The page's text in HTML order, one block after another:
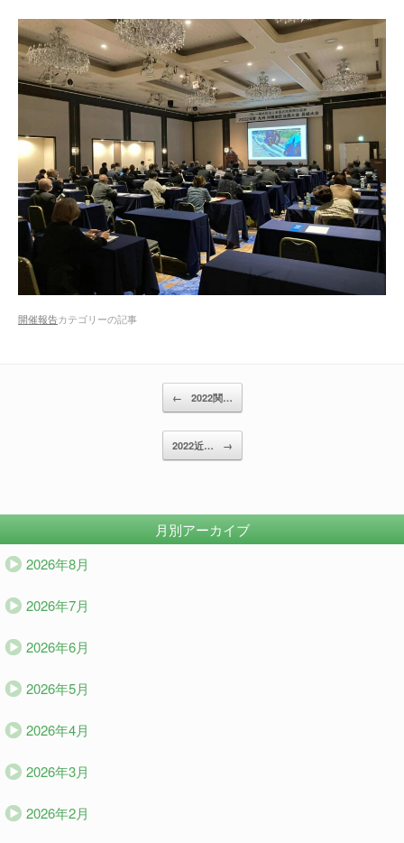
開催報告カテゴリーの記事
← 2022関…
2022近… →
月別アーカイブ
2026年8月
2026年7月
2026年6月
2026年5月
2026年4月
2026年3月
2026年2月